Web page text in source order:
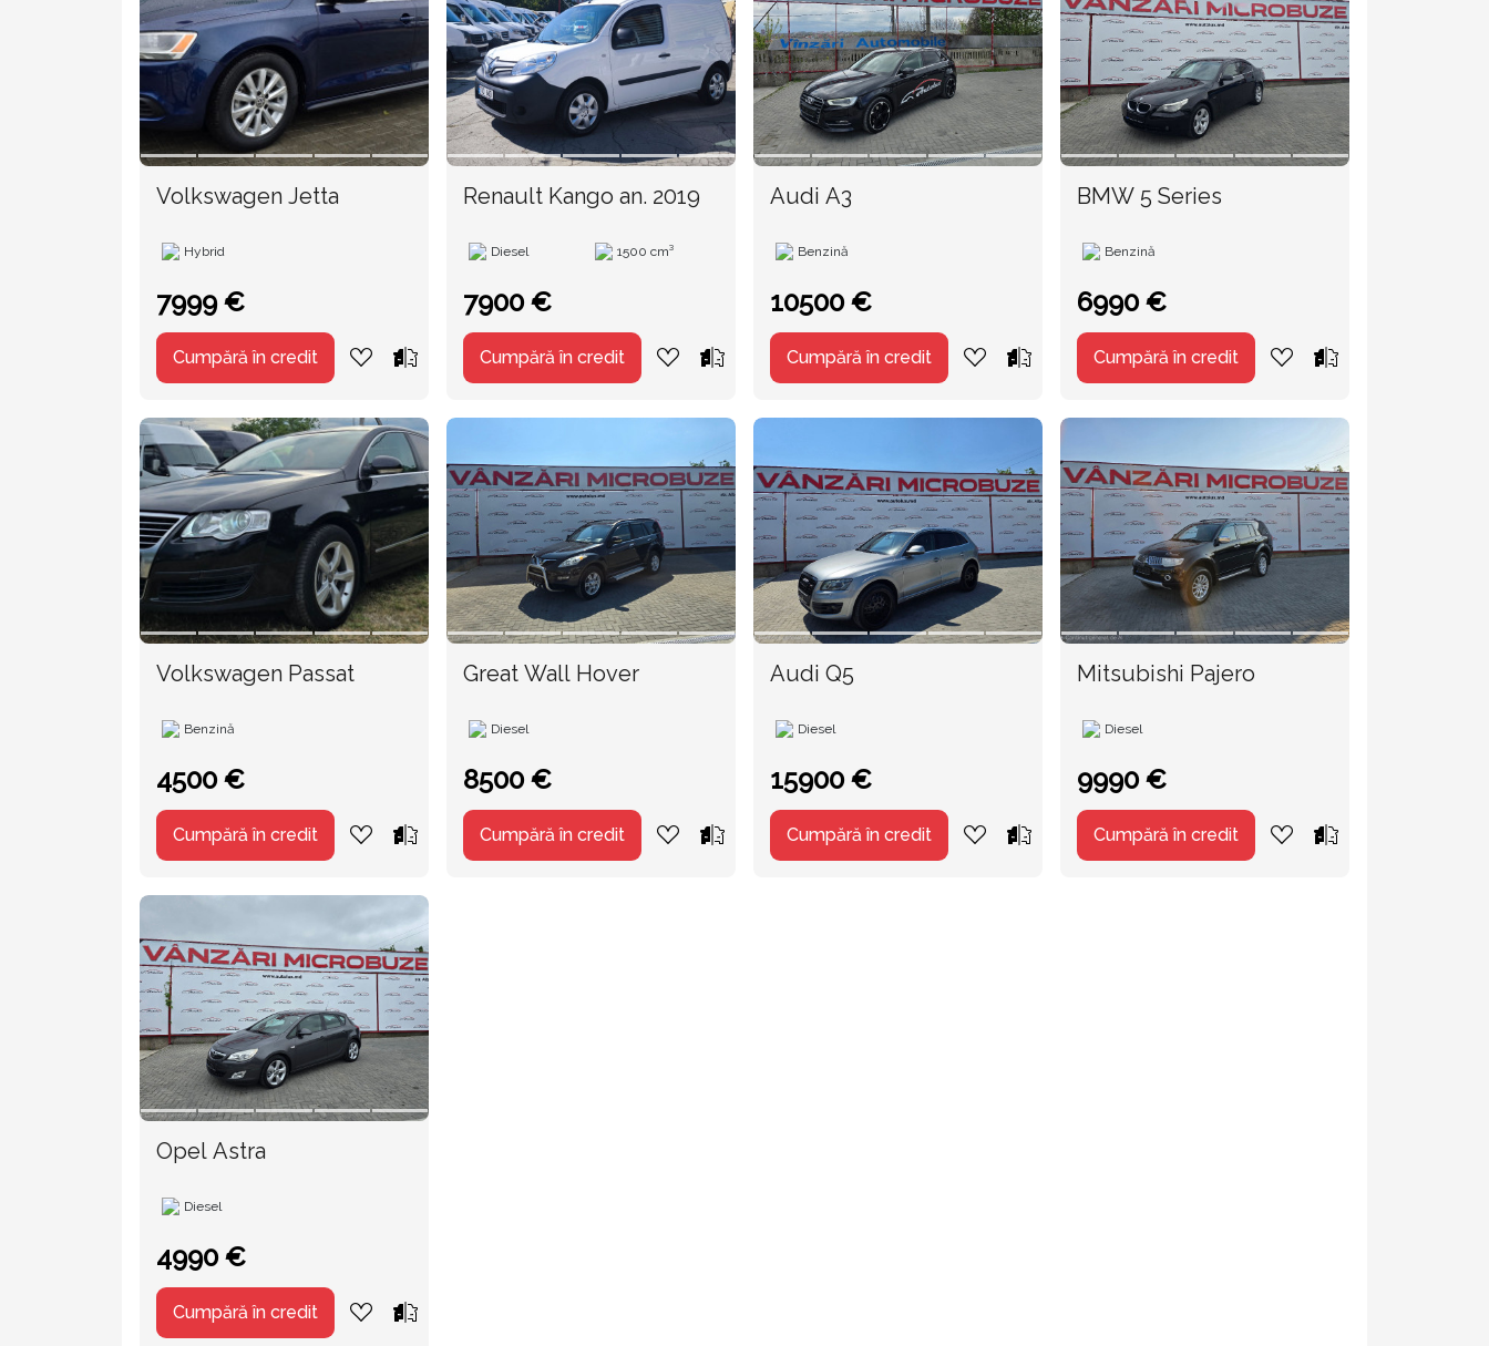
Volkswagen Jetta
Hybrid
7999 €
Cumpără în credit
Renault Kango an. 2019
Diesel 1500 cm³
7900 €
Cumpără în credit
Audi A3
Benzină
10500 €
Cumpără în credit
BMW 5 Series
Benzină
6990 €
Cumpără în credit
Volkswagen Passat
Benzină
4500 €
Cumpără în credit
Great Wall Hover
Diesel
8500 €
Cumpără în credit
Audi Q5
Diesel
15900 €
Cumpără în credit
Mitsubishi Pajero
Diesel
9990 €
Cumpără în credit
Opel Astra
Diesel
4990 €
Cumpără în credit